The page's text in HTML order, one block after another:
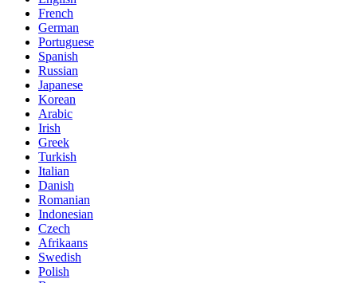
French
German
Portuguese
Spanish
Russian
Japanese
Korean
Arabic
Irish
Greek
Turkish
Italian
Danish
Romanian
Indonesian
Czech
Afrikaans
Swedish
Polish